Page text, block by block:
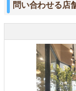
問い合わせる店